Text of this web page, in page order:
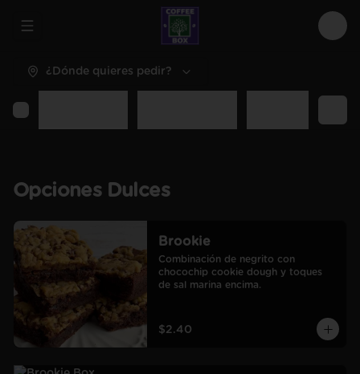
Abrir menu de navegación
¿Dónde quieres pedir?
Opciones Dulces
Brookie
Combinación de negrito con
chocochip cookie dough y toques
de sal marina encima.
$2.40